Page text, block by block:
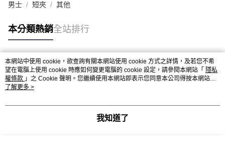
男士 短夾 其他
本分類熱銷全站排行
熱門標籤
本網站中使用 cookie，欲查詢有關本網站使用 cookie 方式之詳情，及若您不希
望在電腦上使用 cookie 時應如何變更電腦的 cookie 設定，請參閱本網站「 隱私
權條款 」之 Cookie 聲明。您繼續使用本網站即表示您同意本公司得按本網站使
用條款之 Cookie 聲明使用 cookie。
了解更多 >
我知道了